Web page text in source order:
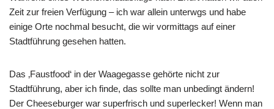
Zeit zur freien Verfügung – ich war allein unterwgs und habe
einige Orte nochmal besucht, die wir vormittags auf einer
Stadtführung gesehen hatten.
Das ‚Faustfood‘ in der Waagegasse gehörte nicht zur
Stadtführung, aber ich finde, das sollte man unbedingt ändern!
Der Cheeseburger war superfrisch und superlecker! Wenn man